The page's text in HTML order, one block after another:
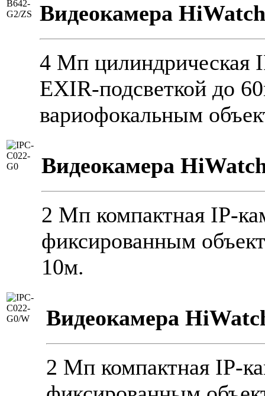
Видеокамера
4 Мп цилиндрическая
EXIR-подсветкой до
вариофокальным
Видеокамера
2 Мп компактная IP-
фиксированным
10м.
Видеокамера
2 Мп компактная IP-